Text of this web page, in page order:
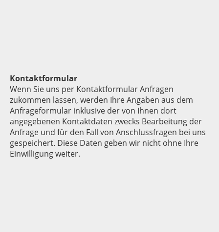
Kontaktformular
Wenn Sie uns per Kontaktformular Anfragen
zukommen lassen, werden Ihre Angaben aus dem
Anfrageformular inklusive der von Ihnen dort
angegebenen Kontaktdaten zwecks Bearbeitung der
Anfrage und für den Fall von Anschlussfragen bei uns
gespeichert. Diese Daten geben wir nicht ohne Ihre
Einwilligung weiter.